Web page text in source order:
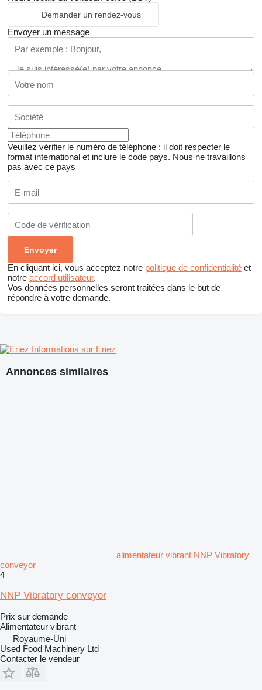
Demander un rendez-vous
Envoyer un message
Veuillez vérifier le numéro de téléphone : il doit respecter le
format international et inclure le code pays. Nous ne travaillons
pas avec ce pays
En cliquant ici, vous acceptez notre politique de confidentialité et
notre accord utilisateur.
Vos données personnelles seront traitées dans le but de
répondre à votre demande.
Annonces similaires
alimentateur vibrant NNP Vibratory
conveyor
4
NNP Vibratory conveyor
Prix sur demande
Alimentateur vibrant
Royaume-Uni
Used Food Machinery Ltd
Contacter le vendeur
Informations sur Eriez